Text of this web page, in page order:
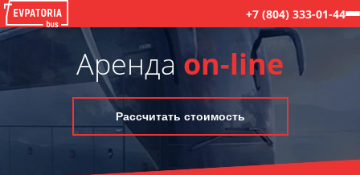
+7 (804) 333-01-44
Аренда on-line
Рассчитать стоимость